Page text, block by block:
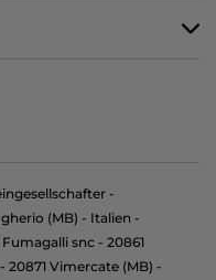
-
(MB) - Italien -
snc - 20861
20871 Vimercate (MB) -